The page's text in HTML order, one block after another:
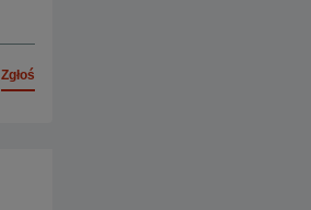
Zgłoś